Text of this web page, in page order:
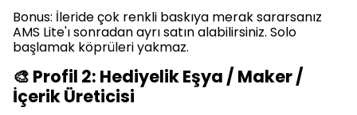
Bonus: İleride çok renkli baskıya merak sararsanız
AMS Lite'ı sonradan ayrı satın alabilirsiniz. Solo
başlamak köprüleri yakmaz.
🎨 Profil 2: Hediyelik Eşya / Maker /
İçerik Üreticisi